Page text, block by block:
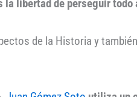
la libertad de perseguir todo
de la Historia y también